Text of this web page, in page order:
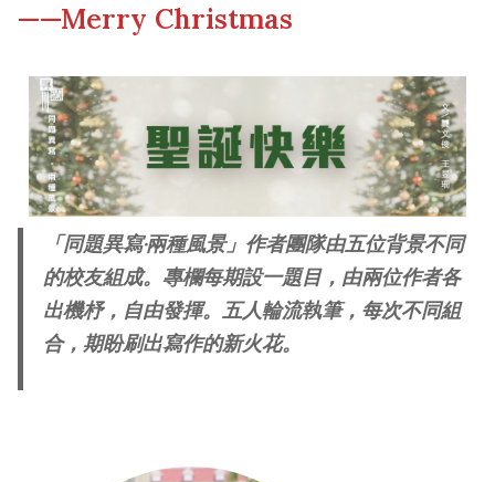
Photo Gallery
Video Archives
Fellows of the College
New Asianships
——Merry Christmas
「同題異寫‧兩種風景」作者團隊由五位背景不同
的校友組成。專欄每期設一題目，由兩位作者各
出機杼，自由發揮。五人輪流執筆，每次不同組
合，期盼刷出寫作的新火花。